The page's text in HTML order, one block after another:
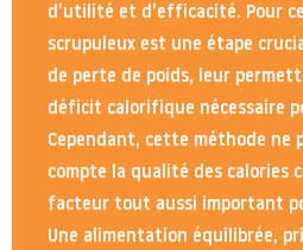
d’utilité et d’efficacité. Pour
scrupuleux est une étape
de perte de poids, leur
déficit calorifique nécessaire
Cependant, cette méthode ne
compte la qualité des calories
facteur tout aussi important
Une alimentation équilibrée,